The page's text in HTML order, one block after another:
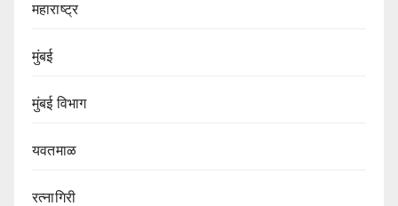
महाराष्ट्र
मुंबई
मुंबई विभाग‌
यवतमाळ
रत्नागिरी